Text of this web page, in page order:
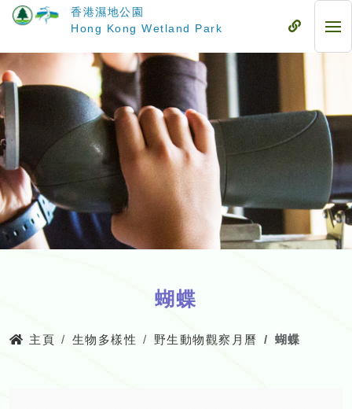
要
內
容
香港濕地公園
Hong Kong Wetland Park
流
流
動
蝴蝶
主頁 生物多樣性 野生動物觀察月曆 蝴蝶